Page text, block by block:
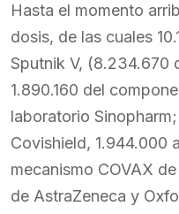
Hasta el momento
dosis, de las cuales
Sputnik V, (8.234.670
1.890.160 del
laboratorio
Covishield, 1.944.000
mecanismo COVAX
de AstraZeneca y